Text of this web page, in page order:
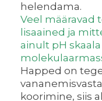
helendama.
Veel määravad
lisaained ja
ainult pH
Happed on
koorimine, siis